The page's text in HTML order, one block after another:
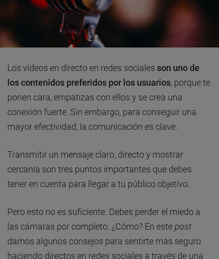
Los vídeos en directo en redes sociales son uno de
los contenidos preferidos por los usuarios, porque te
ponen cara, empatizas con ellos y se crea una
conexión fuerte. Sin embargo, para conseguir una
mayor efectividad, la comunicación es clave.
Transmitir un mensaje claro, directo y mostrar
cercanía son tres puntos importantes que debes
tener en cuenta para llegar a tu público objetivo.
Pero esto no es suficiente. Debes perder el miedo a
las cámaras por completo. ¿Cómo? En estepost
damos algunos consejos para sentirte más seguro
haciendo directos en redes sociales a través de una